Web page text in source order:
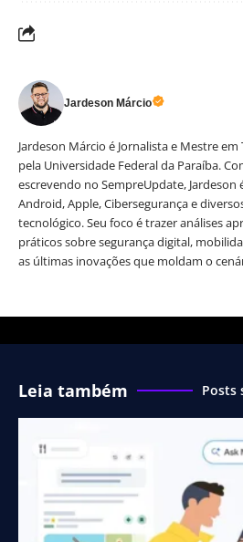
Jardeson Márcio
Jardeson Márcio é Jornalista e Mestre
pela Universidade Federal da Paraíba.
escrevendo no SempreUpdate, Jardeson
Android, Apple, Cibersegurança e
tecnológico. Seu foco é trazer análises
práticos sobre segurança digital,
as últimas inovações que moldam o
Leia também Posts